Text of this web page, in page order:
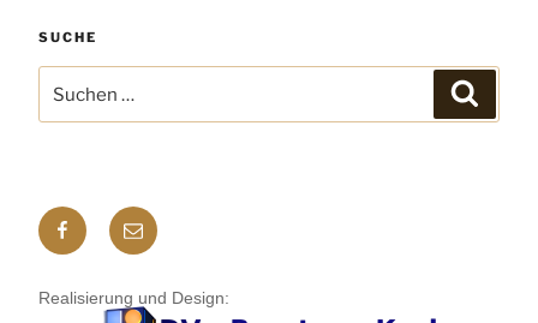
SUCHE
nach:
Facebook
E-
mail
Realisierung und Design: